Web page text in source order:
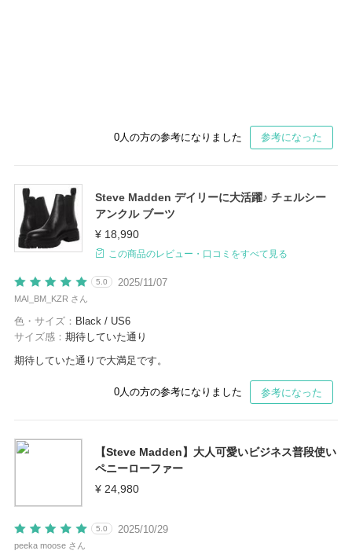
0 人の方の参考になりました 参考になった
Steve Madden デイリーに大活躍♪ チェルシー
アンクル ブーツ
¥ 18,990
この商品のレビュー・口コミをすべて見る
2025/11/07
5.0
MAI_BM_KZR さん
色・サイズ： Black / US6
サイズ感： 期待していた通り
期待していた通りで大満足です。
0人の方の参考になりました 参考になった
【Steve Madden】大人可愛いビジネス普段使い
ペニーローファー
¥ 24,980
2025/10/29
5.0
peeka moose さん